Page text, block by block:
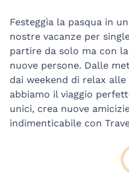
Festeggia la pasqua in
nostre vacanze per
partire da solo ma con
nuove persone. Dalle
dai weekend di relax
abbiamo il viaggio
unici, crea nuove
indimenticabile con